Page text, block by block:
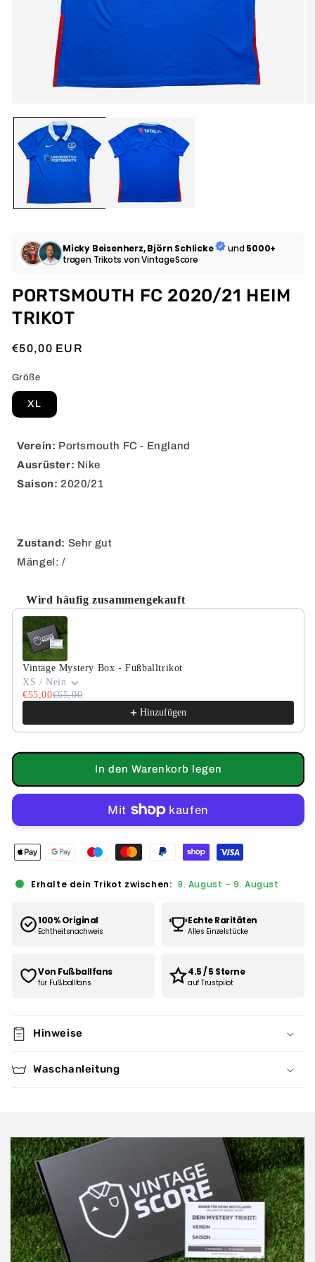
Micky Beisenherz, Björn Schlicke und5000+
tragen Trikots von VintageScore
PORTSMOUTH FC 2020/21 HEIM
TRIKOT
Normaler
€50,00 EUR
Größe
XL
Verein: Portsmouth FC - England
Ausrüster: Nike
Saison: 2020/21
Zustand: Sehr gut
Mängel: /
Wird häufig zusammengekauft
Use the Previous and Next buttons to navigate through
Vintage Mystery Box - Fußballtrikot
XS / Nein
€55,00€65,00
Hinzufügen
In den Warenkorb legen
Erhalte dein Trikot zwischen: 8. August –9. August
100% Original
Echtheitsnachweis
Echte Raritäten
Alles Einzelstücke
Von Fußballfans
für Fußballfans
4.5 / 5 Sterne
auf Trustpilot
Hinweise
Waschanleitung